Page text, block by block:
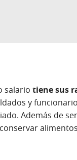
salario tiene sus
y
Además de